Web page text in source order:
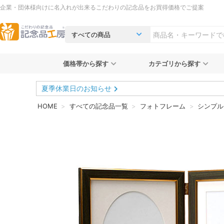
企業・団体様向けに名入れが出来るこだわりの記念品をお買得価格でご提案
価格帯から探す カテゴリから探す
夏季休業日のお知らせ
HOME すべての記念品一覧 フォトフレーム シンプ